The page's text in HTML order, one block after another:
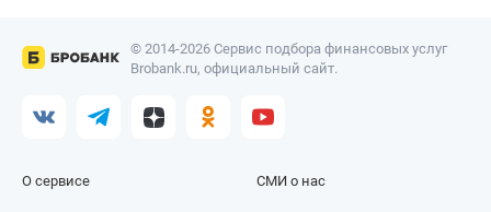
© 2014-2026 Сервис подбора финансовых услуг
Brobank.ru, официальный сайт.
О сервисе СМИ о нас